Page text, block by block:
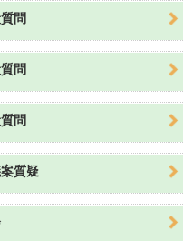
問
問
問
質疑